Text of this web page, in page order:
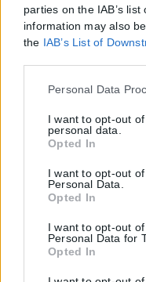
parties on the IAB’s
information may also
the IAB’s List of
Please note that this
but not limited to your
click to grant or deny
tags to use your data
Google consent section.
Personal Data
I want to opt-out
personal data.
Opted In
I want to opt-out
Personal Data.
Opted In
I want to opt-out
Personal Data for
Opted In